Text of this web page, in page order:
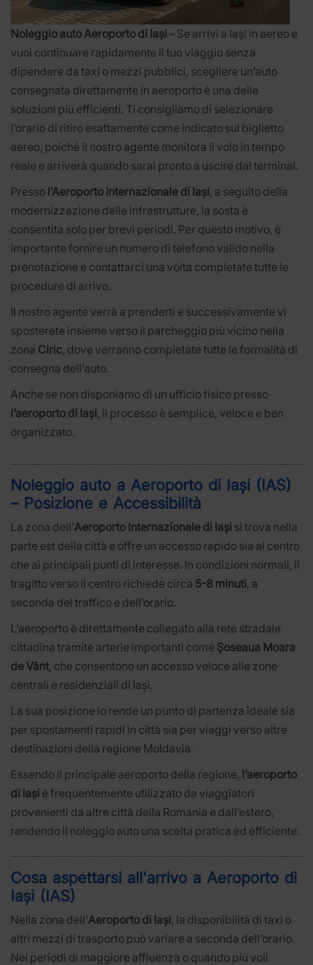
Noleggio auto Aeroporto di Iași – Se arrivi a Iași in aereo e
vuoi continuare rapidamente il tuo viaggio senza
dipendere da taxi o mezzi pubblici, scegliere un’auto
consegnata direttamente in aeroporto è una delle
soluzioni più efficienti. Ti consigliamo di selezionare
l’orario di ritiro esattamente come indicato sul biglietto
aereo, poiché il nostro agente monitora il volo in tempo
reale e arriverà quando sarai pronto a uscire dal terminal.
Presso l’Aeroporto Internazionale di Iași, a seguito della
modernizzazione delle infrastrutture, la sosta è
consentita solo per brevi periodi. Per questo motivo, è
importante fornire un numero di telefono valido nella
prenotazione e contattarci una volta completate tutte le
procedure di arrivo.
Il nostro agente verrà a prenderti e successivamente vi
sposterete insieme verso il parcheggio più vicino nella
zona Ciric, dove verranno completate tutte le formalità di
consegna dell’auto.
Anche se non disponiamo di un ufficio fisico presso
l’aeroporto di Iași, il processo è semplice, veloce e ben
organizzato.
Noleggio auto a Aeroporto di Iași (IAS)
– Posizione e Accessibilità
La zona dell’Aeroporto Internazionale di Iași si trova nella
parte est della città e offre un accesso rapido sia al centro
che ai principali punti di interesse. In condizioni normali, il
tragitto verso il centro richiede circa 5-8 minuti, a
seconda del traffico e dell’orario.
L’aeroporto è direttamente collegato alla rete stradale
cittadina tramite arterie importanti come Șoseaua Moara
de Vânt, che consentono un accesso veloce alle zone
centrali e residenziali di Iași.
La sua posizione lo rende un punto di partenza ideale sia
per spostamenti rapidi in città sia per viaggi verso altre
destinazioni della regione Moldavia.
Essendo il principale aeroporto della regione, l’aeroporto
di Iași è frequentemente utilizzato da viaggiatori
provenienti da altre città della Romania e dall’estero,
rendendo il noleggio auto una scelta pratica ed efficiente.
Cosa aspettarsi all'arrivo a Aeroporto di
Iași (IAS)
Nella zona dell’Aeroporto di Iași, la disponibilità di taxi o
altri mezzi di trasporto può variare a seconda dell’orario.
Nei periodi di maggiore affluenza o quando più voli